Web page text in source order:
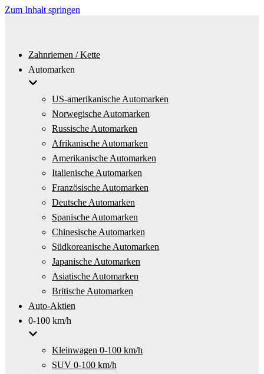
Zum Inhalt springen
Zahnriemen / Kette
Automarken
US-amerikanische Automarken
Norwegische Automarken
Russische Automarken
Afrikanische Automarken
Amerikanische Automarken
Italienische Automarken
Französische Automarken
Deutsche Automarken
Spanische Automarken
Chinesische Automarken
Südkoreanische Automarken
Japanische Automarken
Asiatische Automarken
Britische Automarken
Auto-Aktien
0-100 km/h
Kleinwagen 0-100 km/h
SUV 0-100 km/h